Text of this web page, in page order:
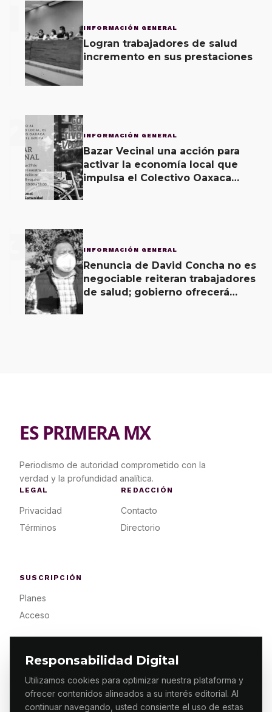
Responsabilidad Digital
Utilizamos cookies para optimizar nuestra plataforma y
ofrecer contenidos alineados a su interés editorial. Al
continuar navegando, usted consiente el uso de estas
INFORMACIÓN GENERAL
Logran trabajadores de salud
incremento en sus prestaciones
2 INFORMACIÓN GENERAL
Bazar Vecinal una acción para
activar la economía local que
impulsa el Colectivo Oaxaca
3 INFORMACIÓN GENERAL
Renuncia de David Concha no es
negociable reiteran trabajadores
de salud; gobierno ofrecerá
ES PRIMERA MX
Periodismo de autoridad comprometido con la
verdad y la profundidad analítica.
LEGAL
Privacidad
Términos
REDACCIÓN
Contacto
Directorio
SUSCRIPCIÓN
Planes
Acceso
© 2026 ES PRIMERA MX. ALGUNOS DERECHOS
RESERVADOS / DESIGNMAKING.MX